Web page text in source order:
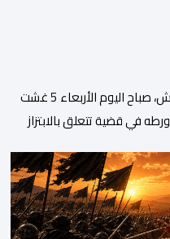
تمكنت عناصر الشرطة بولاية أمن مراكش، صباح اليوم الأربعاء 5 غشت
في قضية تتعلق بالابتزاز
بمراكش، وطالبهما بمبلغ مالي
السياحي بدون